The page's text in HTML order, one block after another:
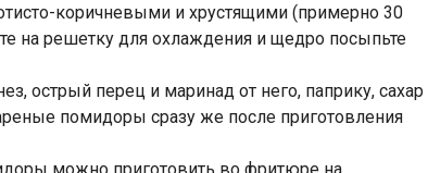
коричневыми и хрустящими (примерно 30
на решетку для охлаждения и щедро посыпьте
острый перец и маринад от него, паприку, сахар
помидоры сразу же после приготовления